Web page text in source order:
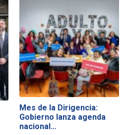
Mes de la Dirigencia:
Gobierno lanza agenda
nacional…